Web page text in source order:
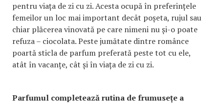
pentru viața de zi cu zi. Acesta ocupă în preferințele
femeilor un loc mai important decât poșeta, rujul sau
chiar plăcerea vinovată pe care nimeni nu și-o poate
refuza – ciocolata. Peste jumătate dintre românce
poartă sticla de parfum preferată peste tot cu ele,
atât în vacanțe, cât și în viața de zi cu zi.
Parfumul completează rutina de frumusețe a